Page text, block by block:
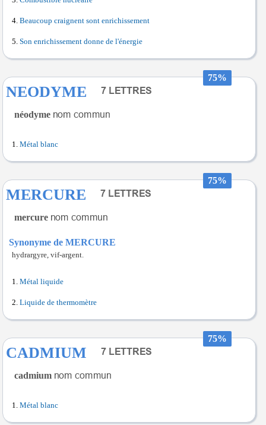
Beaucoup craignent sont enrichissement
Son enrichissement donne de l'énergie
75%
NEODYME
néodyme
Métal blanc
75%
MERCURE
mercure
Synonyme de MERCURE
hydrargyre, vif-argent.
Métal liquide
Liquide de thermomètre
75%
CADMIUM
cadmium
Métal blanc